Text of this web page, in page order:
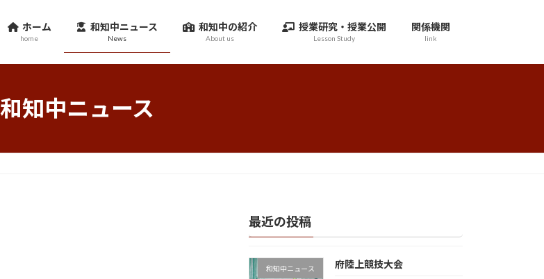
ホーム
home
和知中ニュース
News
和知中の紹介
About us
授業研究・授業公開
Lesson Study
関係機関
link
和知中ニュース
最近の投稿
和知中ニュース 府陸上競技大会